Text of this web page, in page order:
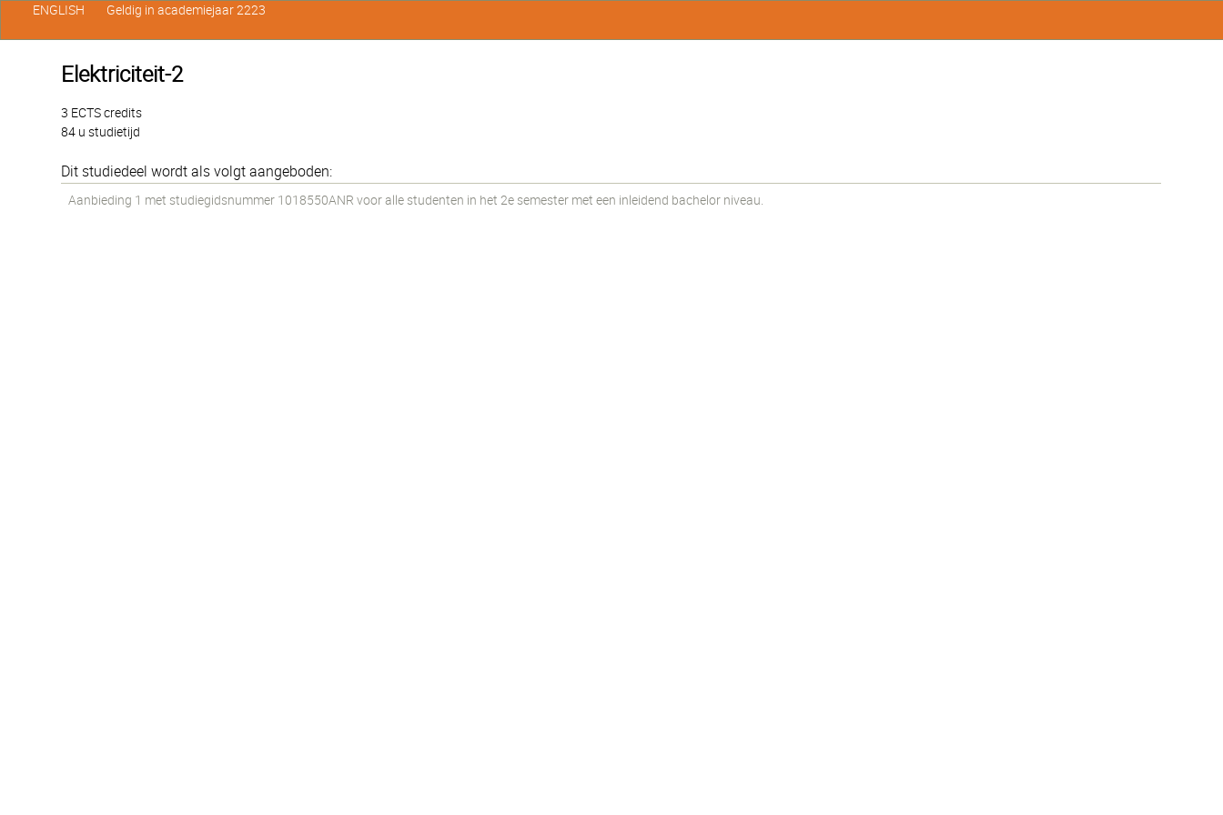
Elektriciteit-2
3 ECTS credits
84 u studietijd
Dit studiedeel wordt als volgt aangeboden:
Aanbieding 1 met studiegidsnummer 1018550ANR voor alle studenten in het 2e semester met een inleidend bachelor niveau.
ENGLISH Geldig in academiejaar 2223